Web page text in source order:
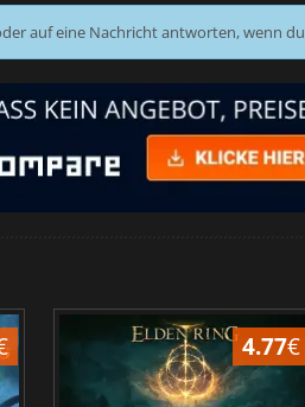
auf eine Nachricht antworten, wenn du
4.77€